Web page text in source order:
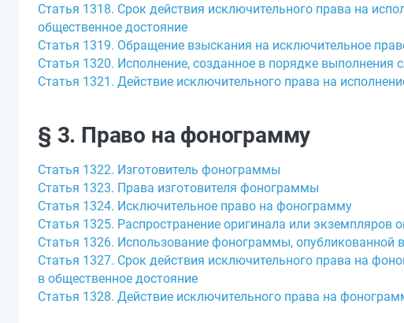
Статья 1318. Срок действия исключительного права на
общественное достояние
Статья 1319. Обращение взыскания на исключительное
Статья 1320. Исполнение, созданное в порядке выполнения
Статья 1321. Действие исключительного права на
§ 3. Право на фонограмму
Статья 1322. Изготовитель фонограммы
Статья 1323. Права изготовителя фонограммы
Статья 1324. Исключительное право на фонограмму
Статья 1325. Распространение оригинала или
Статья 1326. Использование фонограммы, опубликованной
Статья 1327. Срок действия исключительного права на
в общественное достояние
Статья 1328. Действие исключительного права на